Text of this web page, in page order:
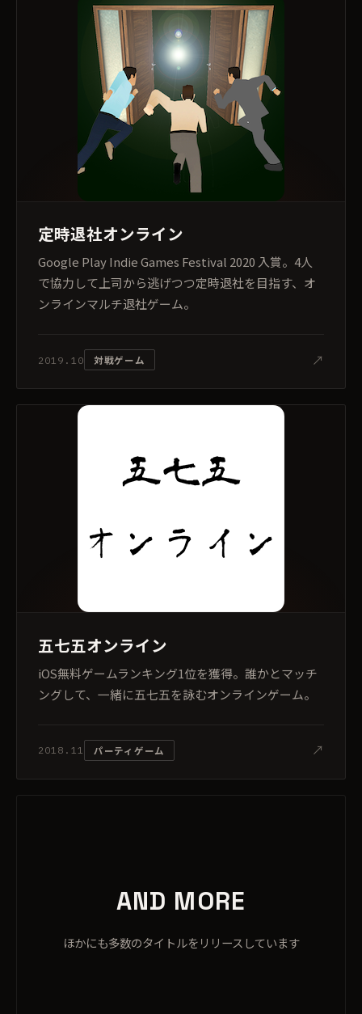
定時退社オンライン
Google Play Indie Games Festival 2020 入賞。4人
で協力して上司から逃げつつ定時退社を目指す、オ
ンラインマルチ退社ゲーム。
2019.10 対戦ゲーム ↗
五七五オンライン
iOS無料ゲームランキング1位を獲得。誰かとマッチ
ングして、一緒に五七五を詠むオンラインゲーム。
2018.11 パーティゲーム ↗
AND MORE
ほかにも多数のタイトルをリリースしています